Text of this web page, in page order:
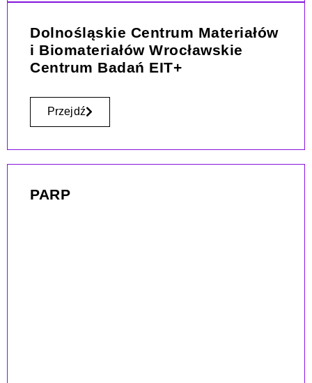
Dolnośląskie Centrum Materiałów
i Biomateriałów Wrocławskie
Centrum Badań EIT+
Przejdź
PARP